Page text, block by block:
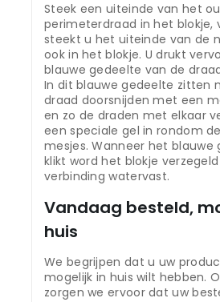
Steek een uiteinde van het
perimeterdraad in het blokje,
steekt u het uiteinde van de
ook in het blokje. U drukt
blauwe gedeelte van de
In dit blauwe gedeelte zitten
draad doorsnijden met een
en zo de draden met elkaar
een speciale gel in rondom
mesjes. Wanneer het
klikt word het blokje
verbinding watervast.
Vandaag besteld,
huis
We begrijpen dat u uw
mogelijk in huis wilt hebben.
zorgen we ervoor dat uw